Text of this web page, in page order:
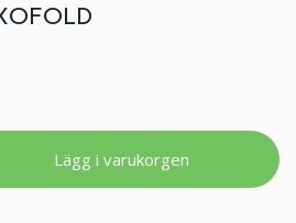
Lägg i varukorgen